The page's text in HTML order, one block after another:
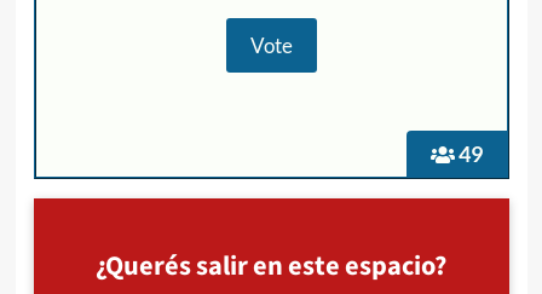
49
¿Querés salir en este espacio?